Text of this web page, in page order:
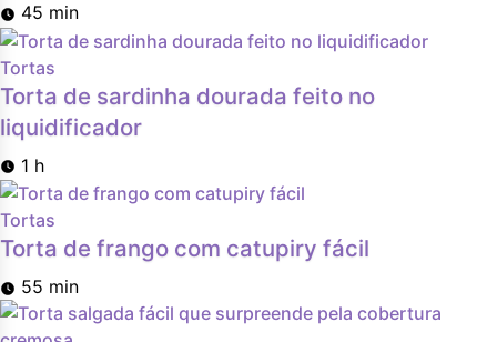
45 min
Tortas
Torta de sardinha dourada feito no
liquidificador
1 h
Tortas
Torta de frango com catupiry fácil
55 min